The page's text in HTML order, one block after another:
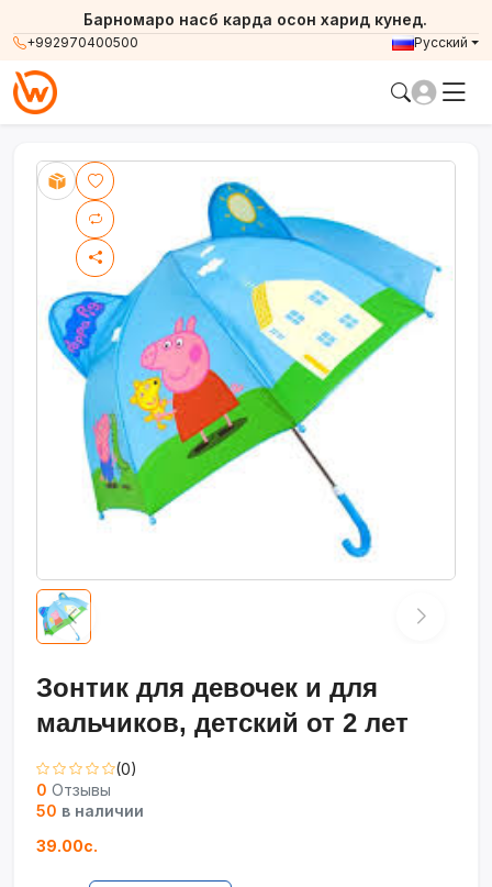
+992970400500
Барномаро насб карда осон харид кунед.
Русский
Зонтик для девочек и для
мальчиков, детский от 2 лет
(0)
0 Отзывы
50 в наличии
39.00с.